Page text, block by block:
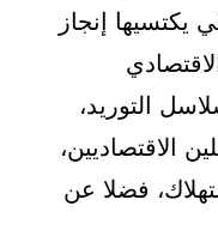
يكتسيها إنجاز
التوريد،
الاقتصاديين،
فضلا عن